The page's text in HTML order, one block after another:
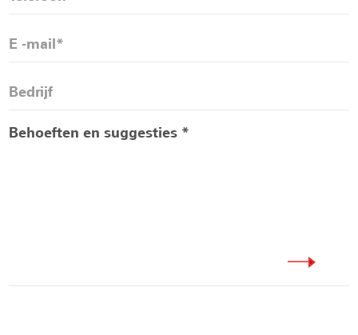
Wij kijken oprecht uit naar bezoeken en